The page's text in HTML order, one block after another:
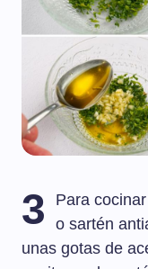
3
Para
o sartén
unas gotas de